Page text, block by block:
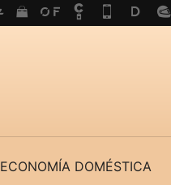
ECONOMÍA DOMÉSTICA